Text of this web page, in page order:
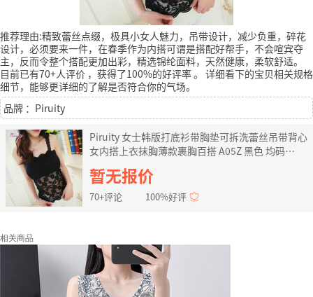
推荐理由:精致蕾丝点缀，极具小女人魅力，吊带设计，减少负重，碎花
设计，必须要来一件，在春季作为内搭可谓是搭配好帮手，不会喧宾夺
主，反而令整个搭配更加出彩，精选锦纶面料，天然健康，柔软舒适。
目前已有70+人评价 ，获得了100%的好评率。 详细看下的宝贝相关规格
细节，能够更详细的了解是否符合你的气场。
品牌 ：Piruity
Piruity 女士韩版打底衫带胸垫可拆洗蕾丝吊带背心
女内搭上衣抹胸薄款裹胸百搭 A05Z 黑色 均码
（80-115斤可穿）
暂无报价
70+评论 100%好评
相关商品